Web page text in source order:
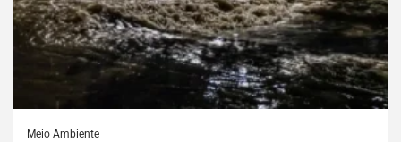
Meio Ambiente